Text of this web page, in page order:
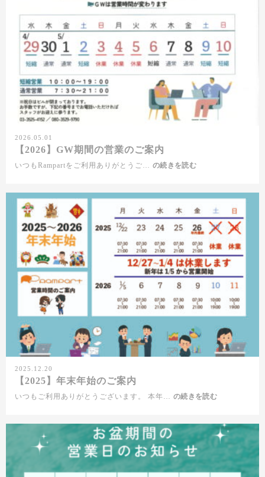
2026.05.01
【2026】GW期間の営業のご案内
いつもRampartをご利用ありがとうご… 【2026】
の
営
の
ご
案
内
の続きを読む
2025.12.20
【2025】年末年始のご案内
いつもご利用ありがとうございます。 本年… 【2025】
始
の
ご
の続きを読む